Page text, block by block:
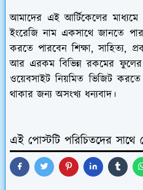
আমাদের এই আর্টিকেলের
ইংরেজি নাম একসাথে জানতে
করতে পারবেন শিক্ষা, সাহিত্য,
আর এরকম বিভিন্ন রকমের
ওয়েবসাইট নিয়মিত ভিজিট
থাকার জন্য অসংখ্য ধন্যবাদ।
এই পোস্টটি পরিচিতদের